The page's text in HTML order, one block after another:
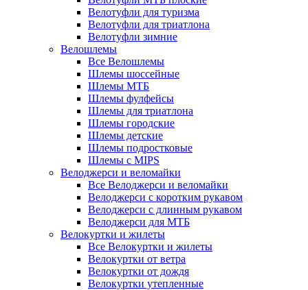
Велотуфли для туризма
Велотуфли для триатлона
Велотуфли зимние
Велошлемы
Все Велошлемы
Шлемы шоссейные
Шлемы МТБ
Шлемы фулфейсы
Шлемы для триатлона
Шлемы городские
Шлемы детские
Шлемы подростковые
Шлемы с MIPS
Велоджерси и веломайки
Все Велоджерси и веломайки
Велоджерси с коротким рукавом
Велоджерси с длинным рукавом
Велоджерси для МТБ
Велокуртки и жилеты
Все Велокуртки и жилеты
Велокуртки от ветра
Велокуртки от дождя
Велокуртки утепленные